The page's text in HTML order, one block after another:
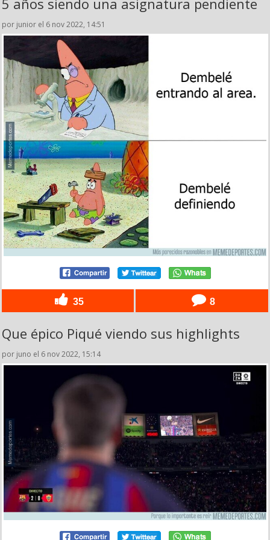
por junior el 6 nov 2022, 14:51
35 8
Que épico Piqué viendo sus highlights
por juno el 6 nov 2022, 15:14